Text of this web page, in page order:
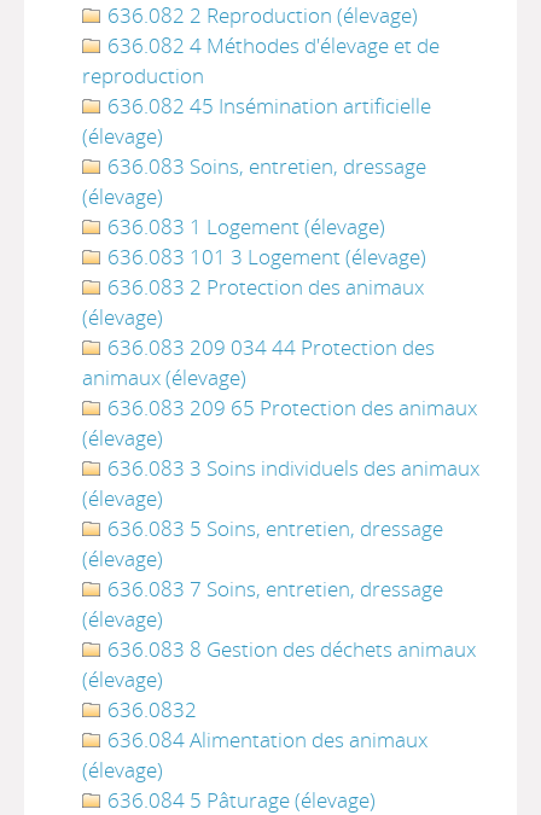
636.082 2 Reproduction (élevage)
636.082 4 Méthodes d'élevage et de
reproduction
636.082 45 Insémination artificielle
(élevage)
636.083 Soins, entretien, dressage
(élevage)
636.083 1 Logement (élevage)
636.083 101 3 Logement (élevage)
636.083 2 Protection des animaux
(élevage)
636.083 209 034 44 Protection des
animaux (élevage)
636.083 209 65 Protection des animaux
(élevage)
636.083 3 Soins individuels des animaux
(élevage)
636.083 5 Soins, entretien, dressage
(élevage)
636.083 7 Soins, entretien, dressage
(élevage)
636.083 8 Gestion des déchets animaux
(élevage)
636.0832
636.084 Alimentation des animaux
(élevage)
636.084 5 Pâturage (élevage)